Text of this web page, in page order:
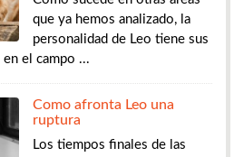
que ya hemos analizado, la
personalidad de Leo tiene sus
el campo ...
Como afronta Leo una
ruptura
Los tiempos finales de las